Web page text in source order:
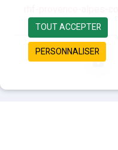
TOUT ACCEPTER
PERSONNALISER